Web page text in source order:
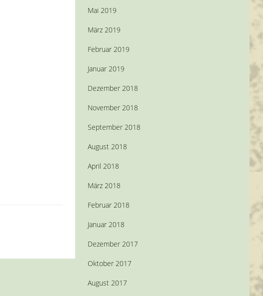
Mai 2019
März 2019
Februar 2019
Januar 2019
Dezember 2018
November 2018
September 2018
August 2018
April 2018
März 2018
Februar 2018
Januar 2018
Dezember 2017
Oktober 2017
August 2017